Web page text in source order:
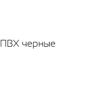
ПВХ черные